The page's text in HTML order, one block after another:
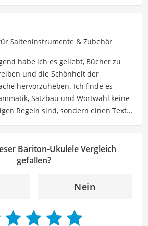
gerne mit verschiedenen Hobbys
Dieses Interesse spiegelt sich in
die sich mit Freizeitideen,
Hobbytipps und Anregungen für die
Vergleich ist aus unserer Sicht
fürMusikerund
Saiteninstrumente & Zubehör
habe ich es geliebt, Bücher zu
und die Schönheit der
hervorzuheben. Ich finde es
Satzbau und Wortwahl keine
Regeln sind, sondern einen Text
als Lektorin bei VGL in unsere Texte
Mit meinem Auge für
dabei, qualitativ hochwertige
immer mehr zu erweitern und
verschiedensten Themen
Bariton-Ukulele Vergleich
gefallen?
Nein